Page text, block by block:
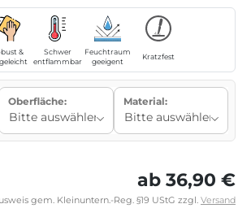
&
Schwer
entflammbar
Feuchtraum
geeigent
Kratzfest
Oberfläche: Material:
ab 36,90 €
gem. Kleinuntern.-Reg. §19 UStG zzgl. Versand